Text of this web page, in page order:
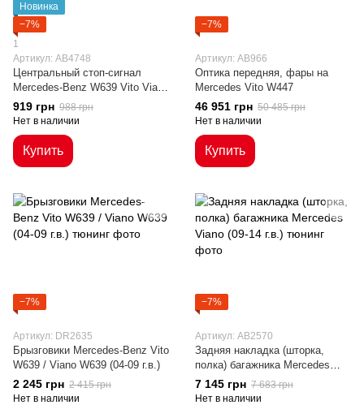
Новинка
−7%
1
Артикул: AB4748
Центральный стоп-сигнал
Mercedes-Benz W639 Vito Viano
(2004-2014) красный
919 грн 988 грн
Нет в наличии
Купить
−7%
Артикул: AB966
Оптика передняя, фары на
Mercedes Vito W447
46 951 грн 50 485 грн
Нет в наличии
Купить
−7%
Артикул: DR2635
Брызговики Mercedes-Benz Vito
W639 / Viano W639 (04-09 г.в.)
2 245 грн 2 415 грн
Нет в наличии
−7%
Артикул: AB2570
Задняя накладка (шторка,
полка) багажника Mercedes
Viano (09-14 г.в.)
7 145 грн 7 683 грн
Нет в наличии